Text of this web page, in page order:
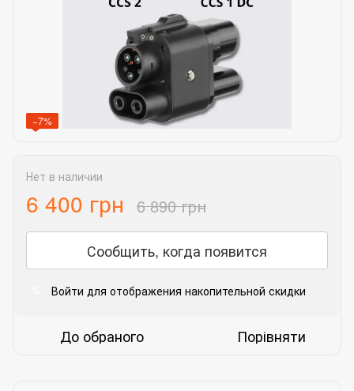
−7%
Нет в наличии
6 400 грн 6 890 грн
Сообщить, когда появится
Войти для отображения накопительной скидки
До обраного Порівняти